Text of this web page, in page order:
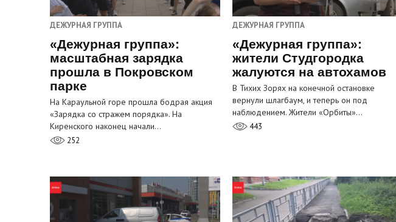
ДЕЖУРНАЯ ГРУППА
«Дежурная группа»:
масштабная зарядка
прошла в Покровском
парке
На Караульной горе прошла бодрая акция
«Зарядка со стражем порядка». На
Киренского наконец начали…
252
ДЕЖУРНАЯ ГРУППА
«Дежурная группа»:
жители Студгородка
жалуются на автохамов
В Тихих Зорях на конечной остановке
вернули шлагбаум, и теперь он под
наблюдением. Жители «Орбиты»…
443